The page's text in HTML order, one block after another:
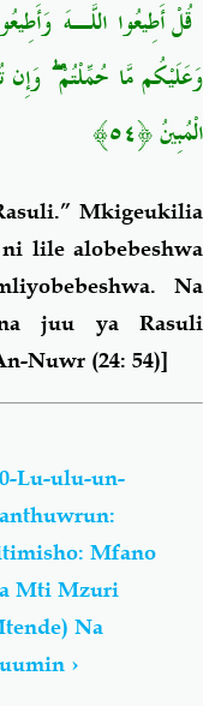
قُلْ أَطِيعُوا اللَّـهَ
وَعَلَيْكُم مَّا حُمِّلْتُمْ ۖ وَإِن
الْمُبِينُ ﴿٥٤﴾
Mkigeukilia
lile alobebeshwa
Na
juu ya Rasuli
Nuwr (24: 54)]
Lu-ulu-un-
Mfano
Mti Mzuri
Na
›